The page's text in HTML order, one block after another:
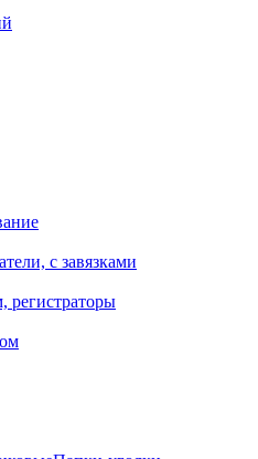
с завязками
регистраторы